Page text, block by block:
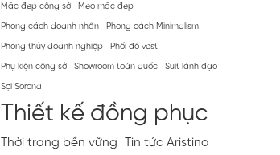
Mặc đẹp công sở Mẹo mặc đẹp
Phong cách doanh nhân Phong cách Minimalism
Phong thủy doanh nghiệp Phối đồ vest
Phụ kiện công sở Showroom toàn quốc Suit lãnh đạo
Sợi Sorona
Thiết kế đồng phục
Thời trang bền vững Tin tức Aristino